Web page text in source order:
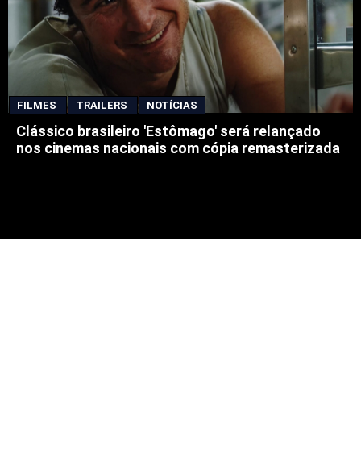
FILMES TRAILERS NOTÍCIAS
Clássico brasileiro 'Estômago' será relançado
nos cinemas nacionais com cópia remasterizada